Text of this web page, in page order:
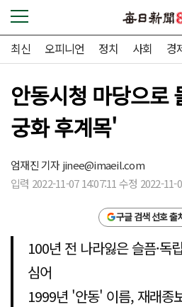
최신 오피니언 정치 사회 경
안동시청 마당으로
궁화 후계목'
엄재진 기자jinee@imaeil.com
입력 2022-11-07 14:07:11 수정 2022-11-
구글 검색 선호 출
100년 전 나라잃은 슬픔·독
심어
1999년 '안동' 이름, 재래종